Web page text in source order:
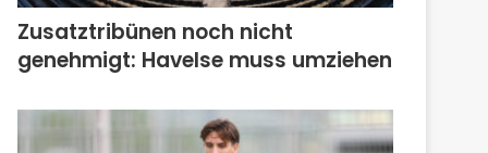
Zusatztribünen noch nicht
genehmigt: Havelse muss umziehen